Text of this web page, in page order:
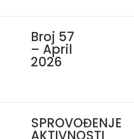
Broj 57
– April
2026
SPROVOĐENJE
AKTIVNOSTI